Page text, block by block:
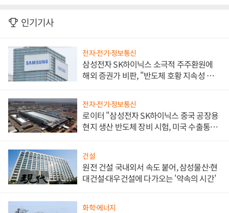
인기기사
전자·전기·정보통신
삼성전자 SK하이닉스 소극적 주주환원에
해외 증권가 비판, "반도체 호황 지속성 의
전자·전기·정보통신
로이터 "삼성전자 SK하이닉스 중국 공장용
현지 생산 반도체 장비 시험, 미국 수출통제
건설
원전 건설 국내외서 속도 붙어, 삼성물산·현
대건설·대우건설에 다가오는 '약속의 시간'
화학·에너지